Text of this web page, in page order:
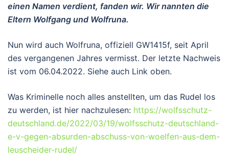
einen Namen verdient, fanden wir. Wir nannten die
Eltern Wolfgang und Wolfruna.
Nun wird auch Wolfruna, offiziell GW1415f, seit April
des vergangenen Jahres vermisst. Der letzte Nachweis
ist vom 06.04.2022. Siehe auch Link oben.
Was Kriminelle noch alles anstellten, um das Rudel los
zu werden, ist hier nachzulesen: https://wolfsschutz-
deutschland.de/2022/03/19/wolfsschutz-deutschland-
e-v-gegen-absurden-abschuss-von-woelfen-aus-dem-
leuscheider-rudel/